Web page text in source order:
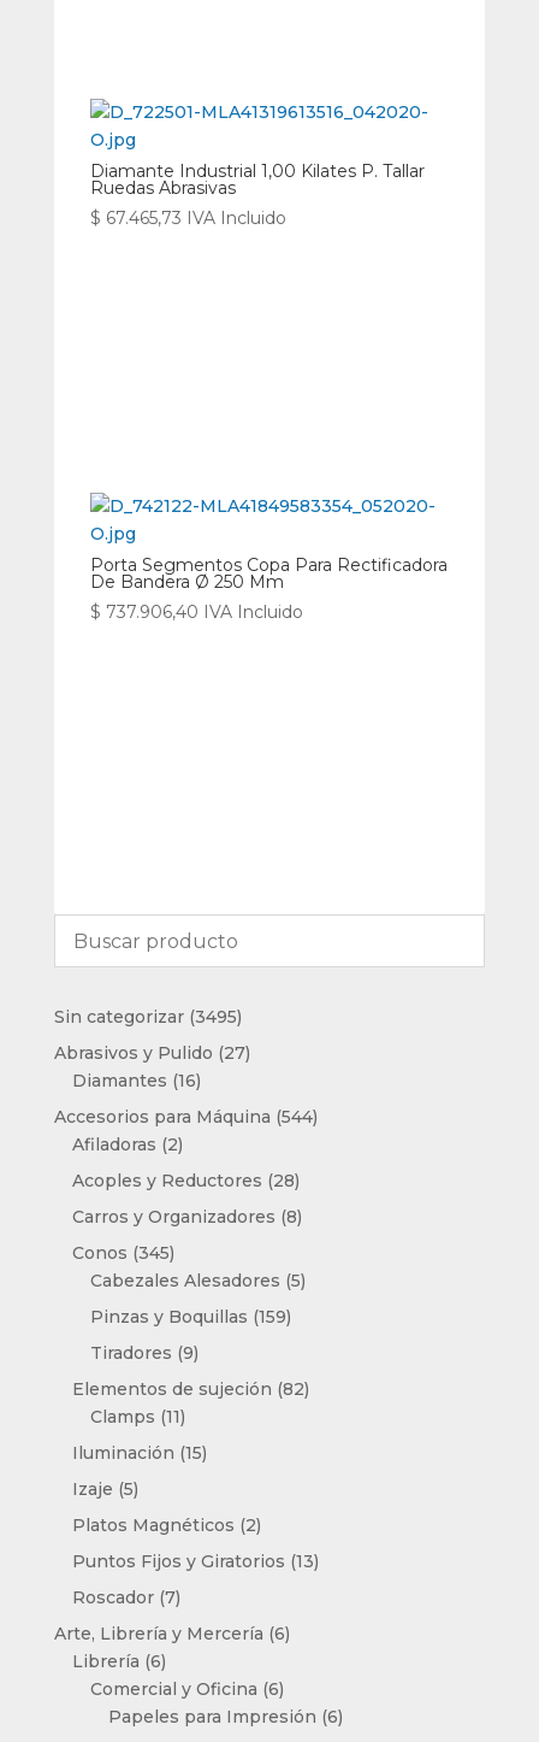
Diamante Industrial 1,00 Kilates P. Tallar
Ruedas Abrasivas
$ 67.465,73 IVA Incluido
Porta Segmentos Copa Para Rectificadora
De Bandera Ø 250 Mm
$ 737.906,40 IVA Incluido
Sin categorizar 34953495
productos
Abrasivos y Pulido 2727
Diamantes 1616
productos
Accesorios para Máquina 544544
Afiladoras 22
productos
Acoples y Reductores 2828
productos
Carros y Organizadores 88
Conos 345345
productos
Cabezales Alesadores 55
Pinzas y Boquillas 159159
Tiradores 99
productos
Elementos de sujeción 8282
Clamps 1111
productos
Iluminación 1515
Izaje 55
productos
Platos Magnéticos 22
productos
Puntos Fijos y Giratorios 1313
Roscador 77
productos
Arte, Librería y Mercería 66
Librería 66
productos
Comercial y Oficina 66
productos
Papeles para Impresión 66